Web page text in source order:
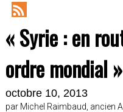
RSS
Feed
« Syrie : en
ordre mondial »
octobre 10, 2013
par Michel Raimbaud, ancien